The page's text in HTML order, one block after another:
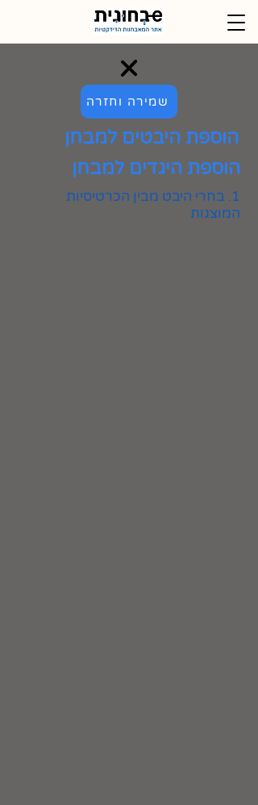
שמירה וחזרה
הוספת היבטים למבחן
הוספת היגדים למבחן
1. בחרי היבט מבין הכרטיסיות
המוצגות